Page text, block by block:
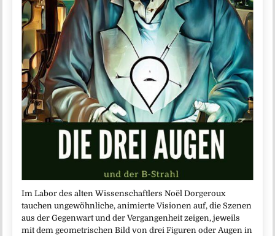
Im Labor des alten Wissenschaftlers Noël Dorgeroux
tauchen ungewöhnliche, animierte Visionen auf, die Szenen
aus der Gegenwart und der Vergangenheit zeigen, jeweils
mit dem geometrischen Bild von drei Figuren oder Augen in